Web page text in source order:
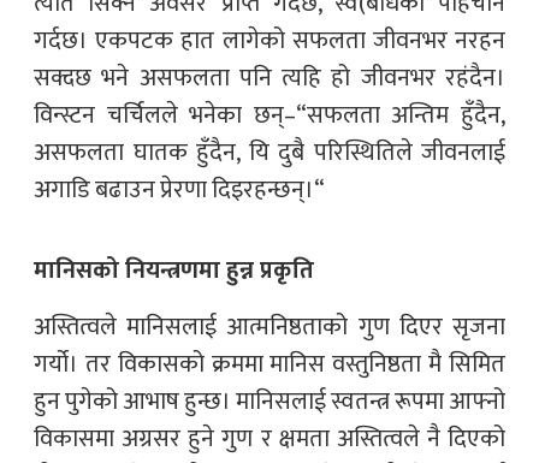
गर्दछ। एकपटक हात लागेको सफलता जीवनभर नरहन
सक्दछ भने असफलता पनि त्यहि हो जीवनभर रहंदैन।
विन्स्टन चर्चिलले भनेका छन्–“सफलता अन्तिम हुँदैन,
असफलता घातक हुँदैन, यि दुबै परिस्थितिले जीवनलाई
अगाडि बढाउन प्रेरणा दिइरहन्छन्।“
मानिसको नियन्त्रणमा हुन्न प्रकृति
अस्तित्वले मानिसलाई आत्मनिष्ठताको गुण दिएर सृजना
गर्यो। तर विकासको क्रममा मानिस वस्तुनिष्ठता मै सिमित
हुन पुगेको आभाष हुन्छ। मानिसलाई स्वतन्त्र रूपमा आफ्नो
विकासमा अग्रसर हुने गुण र क्षमता अस्तित्वले नै दिएको